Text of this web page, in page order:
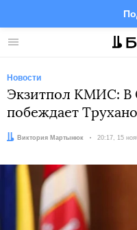
Меню
Новости
Экзитпол КМИС: В
побеждает
Автор:Виктория Мартынюк Дата:
20:17, 15